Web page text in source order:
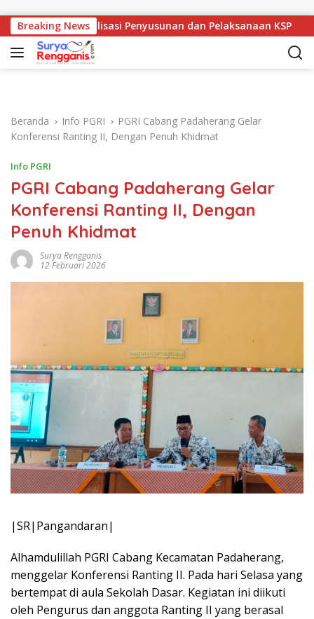
Breaking News
Gelar Sosialisasi Penyusunan dan Pelaksanaan KSP
Beranda Info PGRI
PGRI Cabang Padaherang Gelar
Konferensi Ranting II, Dengan Penuh Khidmat
Info PGRI
PGRI Cabang Padaherang Gelar
Konferensi Ranting II, Dengan
Penuh Khidmat
Surya Rengganis
12 Februari 2026
|SR|Pangandaran|
Alhamdulillah PGRI Cabang Kecamatan Padaherang,
menggelar Konferensi Ranting II. Pada hari Selasa yang
bertempat di aula Sekolah Dasar. Kegiatan ini diikuti
oleh Pengurus dan anggota Ranting II yang berasal